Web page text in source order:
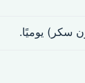
سكر) يوميًا.